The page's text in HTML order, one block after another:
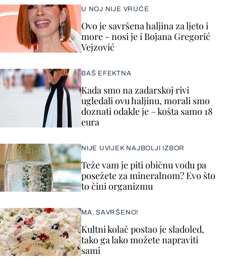
U NOJ NIJE VRUĆE
Ovo je savršena haljina za ljeto i
more - nosi je i Bojana Gregorić
Vejzović
BAŠ EFEKTNA
Kada smo na zadarskoj rivi
ugledali ovu haljinu, morali smo
doznati odakle je – košta samo 18
eura
NIJE UVIJEK NAJBOLJI IZBOR
Teže vam je piti običnu vodu pa
posežete za mineralnom? Evo što
to čini organizmu
MA, SAVRŠENO!
Kultni kolač postao je sladoled,
tako ga lako možete napraviti
sami